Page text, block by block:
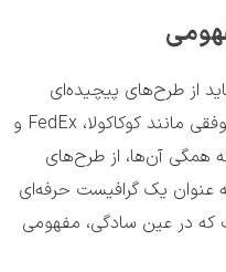
از طرح‌های پیچیده‌ای
استفاده کرد. اگر به لوگوی برندهای موفقی مانند کوکاکولا، FedEx و
همگی آن‌ها، از طرح‌های
عنوان یک گرافیست حرفه‌ای
که در عین سادگی، مفهومی